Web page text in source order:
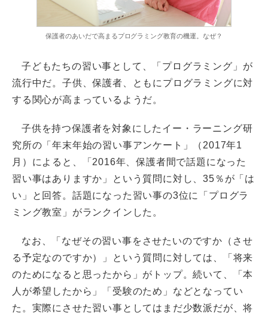
保護者のあいだで高まるプログラミング教育の機運。なぜ？
子どもたちの習い事として、「プログラミング」が
流行中だ。子供、保護者、ともにプログラミングに対
する関心が高まっているようだ。
子供を持つ保護者を対象にしたイー・ラーニング研
究所の「年末年始の習い事アンケート」（2017年1
月）によると、「2016年、保護者間で話題になった
習い事はありますか」という質問に対し、35％が「は
い」と回答。話題になった習い事の3位に「プログラ
ミング教室」がランクインした。
なお、「なぜその習い事をさせたいのですか（させ
る予定なのですか）」という質問に対しては、「将来
のためになると思ったから」がトップ。続いて、「本
人が希望したから」「受験のため」などとなってい
た。実際にさせた習い事としてはまだ少数派だが、将